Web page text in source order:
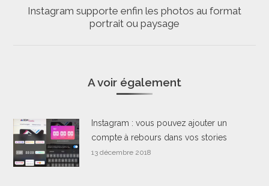
Onglet
suivant
Instagram supporte enfin les photos au format
portrait ou paysage
A voir également
Instagram : vous pouvez ajouter un
compte à rebours dans vos stories
13 décembre 2018